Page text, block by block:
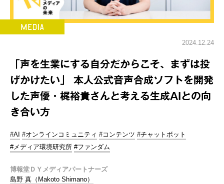
2024.12.24
「声を生業にする自分だからこそ、まずは投
げかけたい」 本人公式音声合成ソフトを開発
した声優・梶裕貴さんと考える生成AIとの向
き合い方
#AI #オンラインコミュニティ #コンテンツ #チャットボット
#メディア環境研究所 #ファンダム
博報堂ＤＹメディアパートナーズ
島野 真（Makoto Shimano）